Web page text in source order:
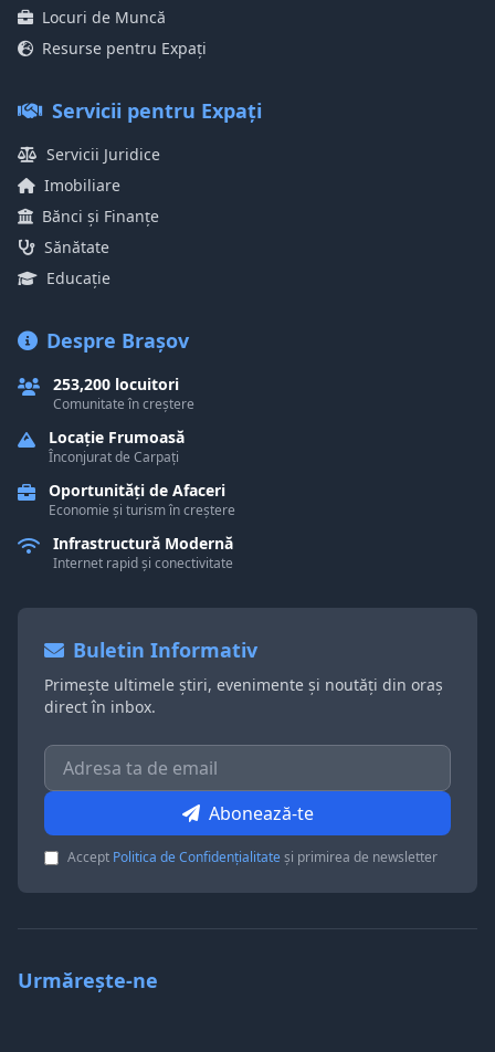
Locuri de Muncă
Resurse pentru Expați
Servicii pentru Expați
Servicii Juridice
Imobiliare
Bănci și Finanțe
Sănătate
Educație
Despre Brașov
253,200 locuitori
Comunitate în creștere
Locație Frumoasă
Înconjurat de Carpați
Oportunități de Afaceri
Economie și turism în creștere
Infrastructură Modernă
Internet rapid și conectivitate
Buletin Informativ
Primește ultimele știri, evenimente și noutăți din oraș
direct în inbox.
Abonează-te
Accept Politica de Confidențialitateși primirea de newsletter
Urmărește-ne